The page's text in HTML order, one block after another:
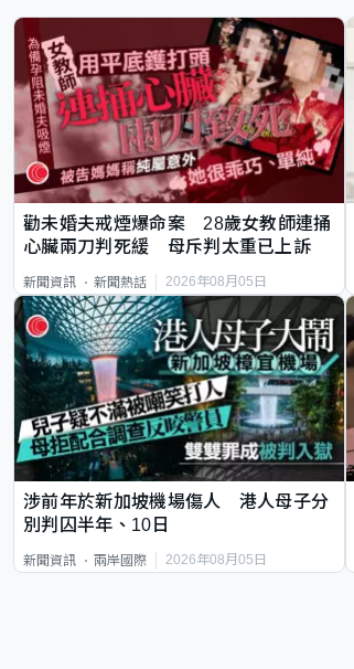
勸未婚夫戒煙爆命案 28歲女教師連捅
心臟兩刀判死緩 母斥判太重已上訴
新聞資訊 新聞熱話 2026年08月05日
涉前年於新加坡機場傷人 港人母子分
別判囚半年、10日
新聞資訊 兩岸國際 2026年08月05日